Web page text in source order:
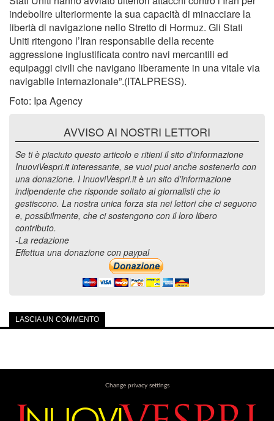
indebolire ulteriormente la sua capacità di minacciare la
libertà di navigazione nello Stretto di Hormuz. Gli Stati
Uniti ritengono l’Iran responsabile della recente
aggressione ingiustificata contro navi mercantili ed
equipaggi civili che navigano liberamente in una vitale via
navigabile internazionale”.(ITALPRESS).
Foto: Ipa Agency
AVVISO AI NOSTRI LETTORI
Se ti è piaciuto questo articolo e ritieni il sito d'informazione
InuoviVespri.it interessante, se vuoi puoi anche sostenerlo con
una donazione. I InuoviVespri.it è un sito d'informazione
indipendente che risponde soltato ai giornalisti che lo
gestiscono. La nostra unica forza sta nei lettori che ci seguono
e, possibilmente, che ci sostengono con il loro libero
contributo.
-La redazione
Effettua una donazione con paypal
LASCIA UN COMMENTO
Change privacy settings